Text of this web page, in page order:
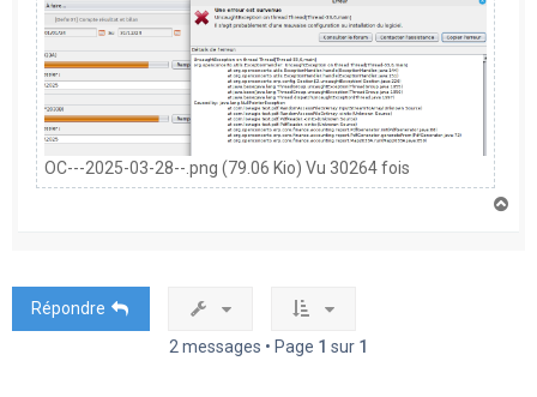
OC---2025-03-28--.png (79.06 Kio) Vu 30264 fois
Répondre
2 messages • Page 1 sur 1